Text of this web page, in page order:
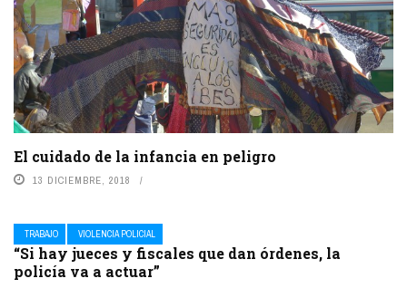
El cuidado de la infancia en peligro
13 DICIEMBRE, 2018
TRABAJO VIOLENCIA POLICIAL
“Si hay jueces y fiscales que dan órdenes, la
policía va a actuar”